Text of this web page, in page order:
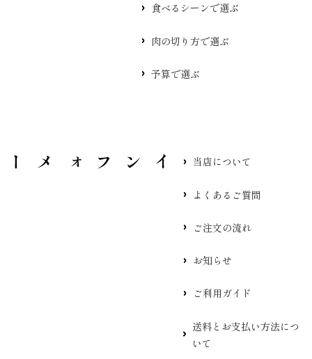
食べるシーンで選ぶ
肉の切り方で選ぶ
予算で選ぶ
当店について
よくあるご質問
ご注文の流れ
お知らせ
ご利用ガイド
送料とお支払い方法につ
いて